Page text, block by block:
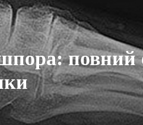
повний